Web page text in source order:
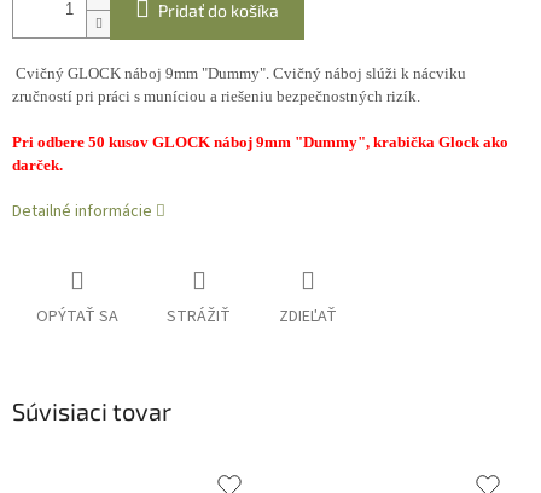
Pridať do košíka
Cvičný GLOCK náboj 9mm "Dummy". Cvičný náboj slúži k nácviku
zručností pri práci s muníciou a riešeniu bezpečnostných rizík.
Pri odbere 50 kusov GLOCK náboj 9mm "Dummy", krabička Glock ako
darček.
Detailné informácie
OPÝTAŤ SA STRÁŽIŤ ZDIEĽAŤ
Súvisiaci tovar